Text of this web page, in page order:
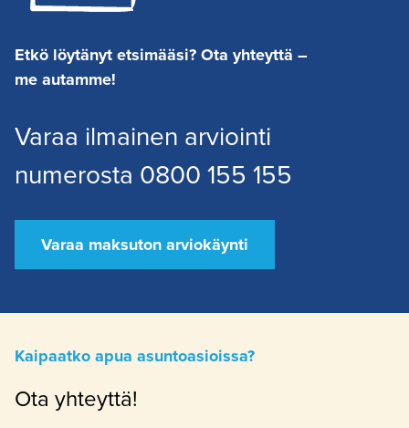
Etkö löytänyt etsimääsi? Ota yhteyttä –
me autamme!
Varaa ilmainen arviointi
numerosta 0800 155 155
Varaa maksuton arviokäynti
Kaipaatko apua asuntoasioissa?
Ota yhteyttä!